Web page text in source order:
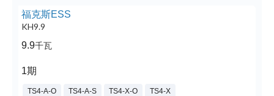
福克斯ESS
KH9.9
9.9千瓦
1期
TS4-A-O TS4-A-S TS4-X-O TS4-X